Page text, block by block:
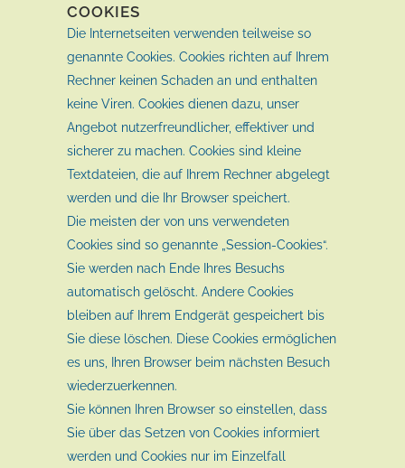
COOKIES
Die Internetseiten verwenden teilweise so
genannte Cookies. Cookies richten auf Ihrem
Rechner keinen Schaden an und enthalten
keine Viren. Cookies dienen dazu, unser
Angebot nutzerfreundlicher, effektiver und
sicherer zu machen. Cookies sind kleine
Textdateien, die auf Ihrem Rechner abgelegt
werden und die Ihr Browser speichert.
Die meisten der von uns verwendeten
Cookies sind so genannte „Session-Cookies“.
Sie werden nach Ende Ihres Besuchs
automatisch gelöscht. Andere Cookies
bleiben auf Ihrem Endgerät gespeichert bis
Sie diese löschen. Diese Cookies ermöglichen
es uns, Ihren Browser beim nächsten Besuch
wiederzuerkennen.
Sie können Ihren Browser so einstellen, dass
Sie über das Setzen von Cookies informiert
werden und Cookies nur im Einzelfall